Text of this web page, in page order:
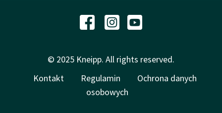
© 2025 Kneipp. All rights reserved.
Kontakt
Regulamin
Ochrona danych
osobowych